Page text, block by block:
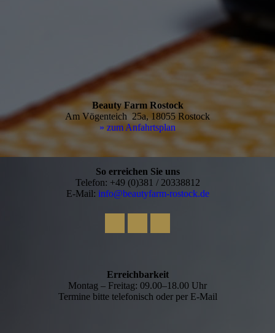
Beauty Farm Rostock
Am Vögenteich 25a, 18055 Rostock
» zum Anfahrtsplan
So erreichen Sie uns
Telefon: +49 (0)381 / 20338812
E-Mail: info@beautyfarm-rostock.de
Erreichbarkeit
Montag – Freitag: 09.00–18.00 Uhr
Termine bitte telefonisch oder per E-Mail